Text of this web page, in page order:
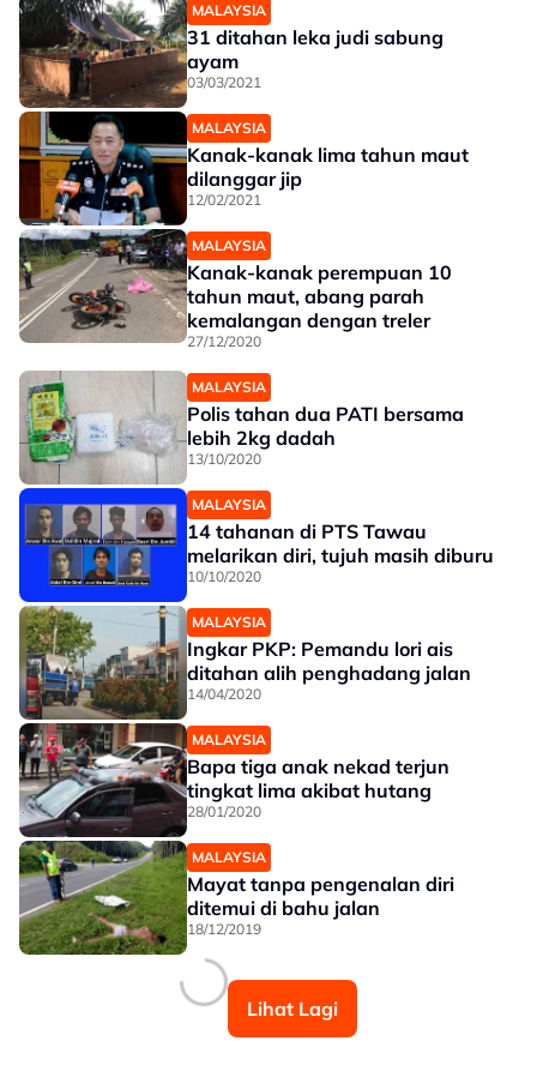
MALAYSIA
31 ditahan leka judi sabung
ayam
03/03/2021
MALAYSIA
Kanak-kanak lima tahun maut
dilanggar jip
12/02/2021
MALAYSIA
Kanak-kanak perempuan 10
tahun maut, abang parah
kemalangan dengan treler
27/12/2020
MALAYSIA
Polis tahan dua PATI bersama
lebih 2kg dadah
13/10/2020
MALAYSIA
14 tahanan di PTS Tawau
melarikan diri, tujuh masih diburu
10/10/2020
MALAYSIA
Ingkar PKP: Pemandu lori ais
ditahan alih penghadang jalan
14/04/2020
MALAYSIA
Bapa tiga anak nekad terjun
tingkat lima akibat hutang
28/01/2020
MALAYSIA
Mayat tanpa pengenalan diri
ditemui di bahu jalan
18/12/2019
Lihat Lagi